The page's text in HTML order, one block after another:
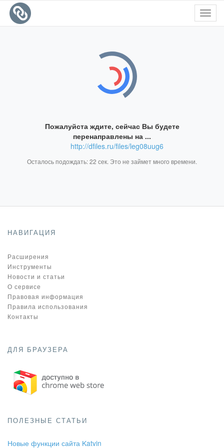
Пожалуйста ждите, сейчас Вы будете
перенаправлены на ...
http://dfiles.ru/files/leg08uug6
Осталось подождать:22 сек. Это не займет много времени.
НАВИГАЦИЯ
Расширения
Инструменты
Новости и статьи
О сервисе
Правовая информация
Правила использования
Контакты
ДЛЯ БРАУЗЕРА
ПОЛЕЗНЫЕ СТАТЬИ
Новые функции сайта Katvin